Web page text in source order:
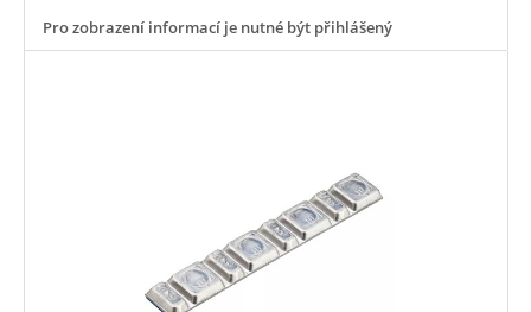
Pro zobrazení informací je nutné být přihlášený